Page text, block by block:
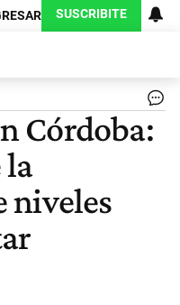
SUSCRIBITE
Córdoba:
la
niveles